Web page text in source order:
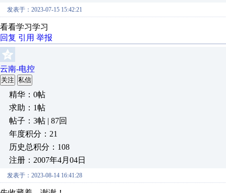
发表于：2023-07-15 15:42:21
看看学习学习
回复 引用 举报
云南-电控
关注 私信
精华：0帖
求助：1帖
帖子：3帖 | 87回
年度积分：21
历史总积分：108
注册：2007年4月04日
发表于：2023-08-14 16:41:28